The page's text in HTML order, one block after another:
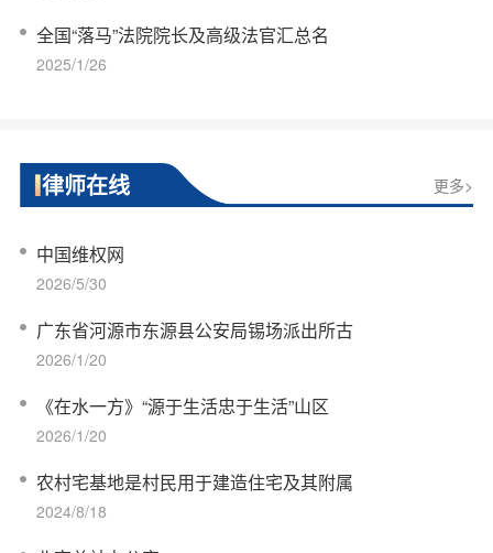
全国“落马”法院院长及高级法官汇总名
2025/1/26
律师在线 更多>
中国维权网
2026/5/30
广东省河源市东源县公安局锡场派出所古
2026/1/20
《在水一方》“源于生活忠于生活”山区
2026/1/20
农村宅基地是村民用于建造住宅及其附属
2024/8/18